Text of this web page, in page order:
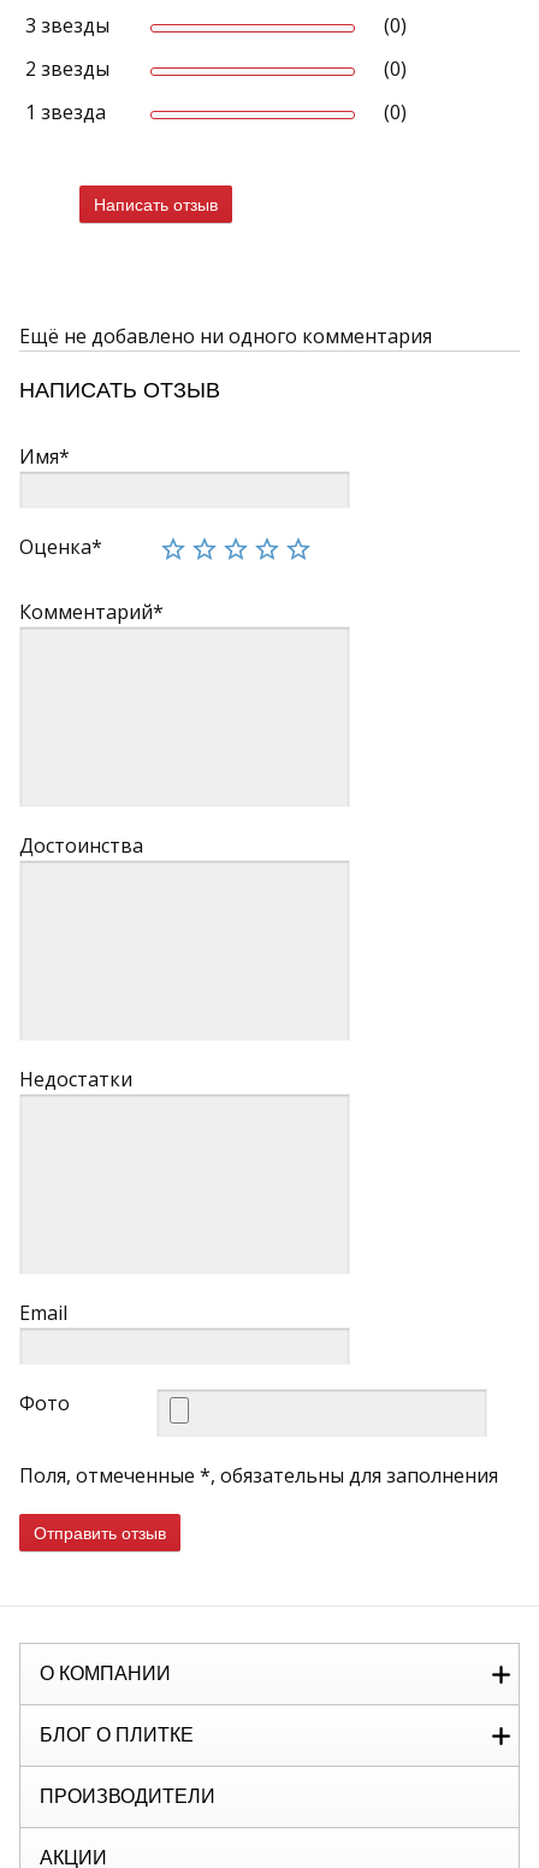
3 звезды
(0)
2 звезды
(0)
1 звезда
(0)
Написать отзыв
Ещё не добавлено ни одного комментария
НАПИСАТЬ ОТЗЫВ
Имя*
Оценка*
Комментарий*
Достоинства
Недостатки
Email
Фото
Поля, отмеченные *, обязательны для заполнения
Отправить отзыв
О КОМПАНИИ
БЛОГ О ПЛИТКЕ
ПРОИЗВОДИТЕЛИ
АКЦИИ